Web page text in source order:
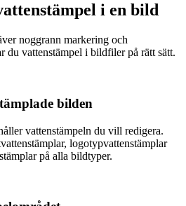
i en bild
noggrann markering och
du vattenstämpel i bildfiler på rätt sätt.
bilden
vattenstämpeln du vill redigera.
logotypvattenstämplar
på alla bildtyper.